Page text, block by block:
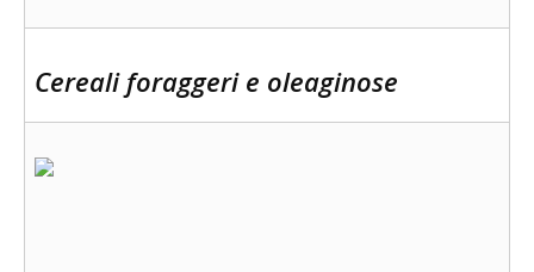
Cereali foraggeri e oleaginose